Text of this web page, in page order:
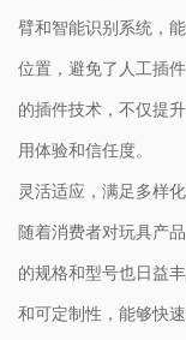
臂和智能识别系统，
位置，避免了人工插
的插件技术，不仅提
用体验和信任度。
灵活适应，满足多样
随着消费者对玩具产
的规格和型号也日益
和可定制性，能够快